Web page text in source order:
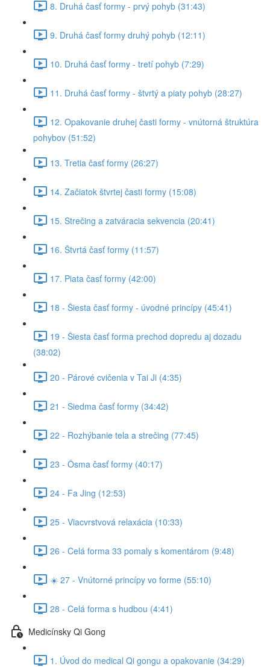
8. Druhá časť formy - prvý pohyb (31:43)
9. Druhá časť formy druhý pohyb (12:11)
10. Druhá časť formy - tretí pohyb (7:29)
11. Druhá časť formy - štvrtý a piaty pohyb (28:27)
12. Opakovanie druhej časti formy - vnútorná štruktúra
pohybov (51:52)
13. Tretia časť formy (26:27)
14. Začiatok štvrtej časti formy (15:08)
15. Strečing a zatváracia sekvencia (20:41)
16. Štvrtá časť formy (11:57)
17. Piata časť formy (42:00)
18 - Šiesta časť formy - úvodné princípy (45:41)
19 - Šiesta časť forma prechod dopredu aj dozadu
(38:02)
20 - Párové cvičenia v Tai Ji (4:35)
21 - Siedma časť formy (34:42)
22 - Rozhýbanie tela a strečing (77:45)
23 - Ôsma časť formy (40:17)
24 - Fa Jing (12:53)
25 - Viacvrstvová relaxácia (10:33)
26 - Celá forma 33 pomaly s komentárom (9:48)
☀️ 27 - Vnútorné princípy vo forme (55:10)
28 - Celá forma s hudbou (4:41)
Medicínsky Qi Gong
1. Úvod do medical Qi gongu a opakovanie (34:29)